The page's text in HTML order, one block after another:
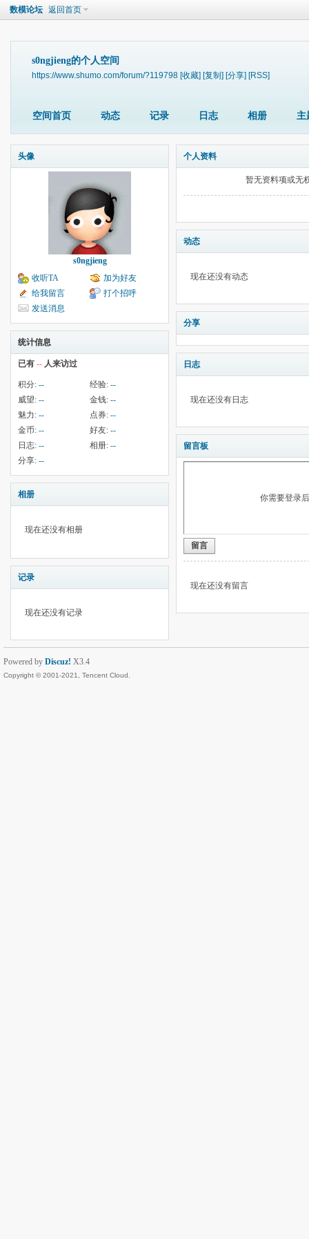
数模论坛 返回首页
s0ngjieng的个人空间
https://www.shumo.com/forum/?119798 [收藏] [复制] [分享] [RSS]
空间首页 动态 记录 日志 相册 主
头像
s0ngjieng
收听TA
加为好友
给我留言
打个招呼
发送消息
统计信息
已有 -- 人来访过
积分: -- 经验: --
威望: -- 金钱: --
魅力: -- 点券: --
金币: -- 好友: --
日志: -- 相册: --
分享: --
相册
现在还没有相册
记录
现在还没有记录
个人资料
暂无资料项或无
动态
现在还没有动态
分享
日志
现在还没有日志
留言板
你需要登录
留言
现在还没有留言
Powered by Discuz! X3.4
Copyright © 2001-2021, Tencent Cloud.